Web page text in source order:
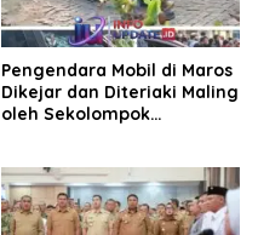
Pengendara Mobil di Maros
Dikejar dan Diteriaki Maling
oleh Sekolompok